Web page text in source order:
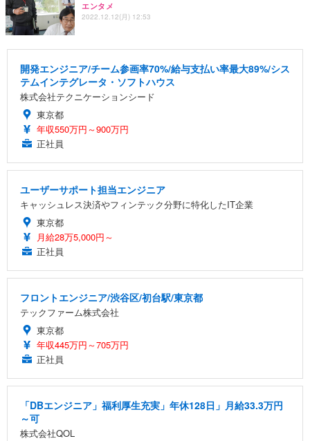
エンタメ
2022.12.12(月) 12:53
開発エンジニア/チーム参画率70%/給与支払い率最大89%/シス
テムインテグレータ・ソフトハウス
株式会社テクニケーションシード
東京都
年収550万円～900万円
正社員
ユーザーサポート担当エンジニア
キャッシュレス決済やフィンテック分野に特化したIT企業
東京都
月給28万5,000円～
正社員
フロントエンジニア/渋谷区/初台駅/東京都
テックファーム株式会社
東京都
年収445万円～705万円
正社員
「DBエンジニア」福利厚生充実」年休128日」月給33.3万円
～可
株式会社QOL